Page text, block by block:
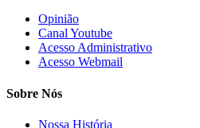
Opinião
Canal Youtube
Acesso Administrativo
Acesso Webmail
Sobre Nós
Nossa História